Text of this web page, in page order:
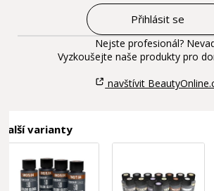
Přihlásit se
Nejste profesionál?
Vyzkoušejte naše produkty pro
navštívit
Další varianty